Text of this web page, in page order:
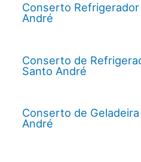
Conserto
André
Conserto de
Santo André
Conserto de
André